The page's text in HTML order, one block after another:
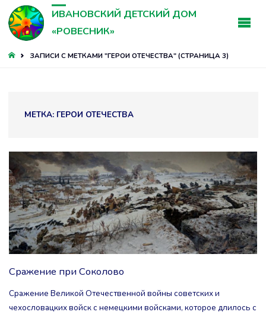
ИВАНОВСКИЙ ДЕТСКИЙ ДОМ
«РОВЕСНИК»
ГЛАВНАЯ
ЗАПИСИ С МЕТКАМИ "ГЕРОИ ОТЕЧЕСТВА"(СТРАНИЦА 3)
МЕТКА: ГЕРОИ ОТЕЧЕСТВА
Сражение при Соколово
Сражение Великой Отечественной войны советских и
чехословацких войск с немецкими войсками, которое длилось с